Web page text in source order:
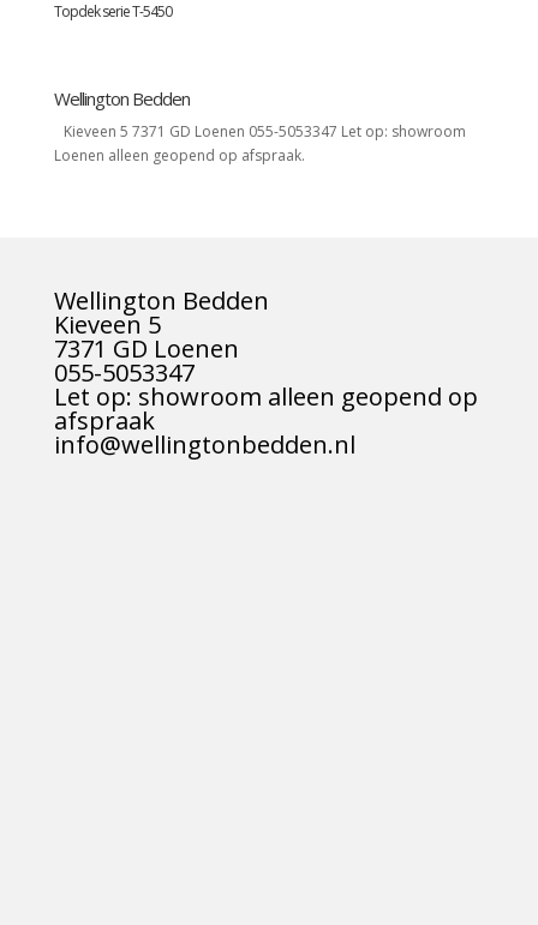
Topdek serie T-5450
Wellington Bedden
Kieveen 5 7371 GD Loenen 055-5053347 Let op: showroom
Loenen alleen geopend op afspraak.
Wellington Bedden
Kieveen 5
7371 GD Loenen
055-5053347
Let op: showroom alleen geopend op
afspraak
info@wellingtonbedden.nl